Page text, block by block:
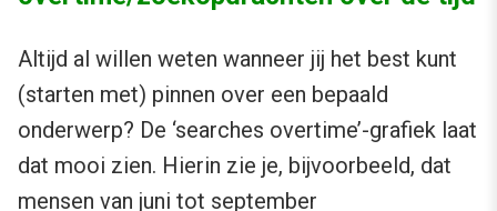
Altijd al willen weten wanneer jij het best kunt
(starten met) pinnen over een bepaald
onderwerp? De ‘searches overtime’-grafiek laat
dat mooi zien. Hierin zie je, bijvoorbeeld, dat
mensen van juni tot september